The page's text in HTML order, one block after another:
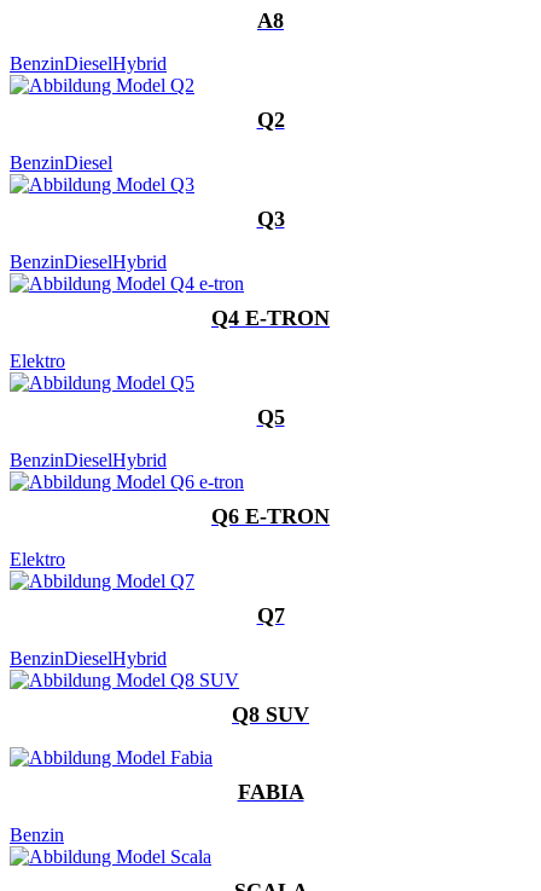
A8
BenzinDieselHybrid
Q2
BenzinDiesel
Q3
BenzinDieselHybrid
Q4 E-TRON
Elektro
Q5
BenzinDieselHybrid
Q6 E-TRON
Elektro
Q7
BenzinDieselHybrid
Q8 SUV
FABIA
Benzin